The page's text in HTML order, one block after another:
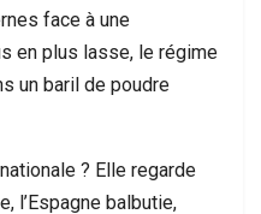
face à une
en plus lasse, le régime
un baril de poudre
? Elle regarde
l’Espagne balbutie,